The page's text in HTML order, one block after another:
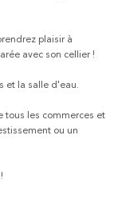
plaisir à
avec son cellier !
et la salle d'eau.
tous les commerces et
ou un